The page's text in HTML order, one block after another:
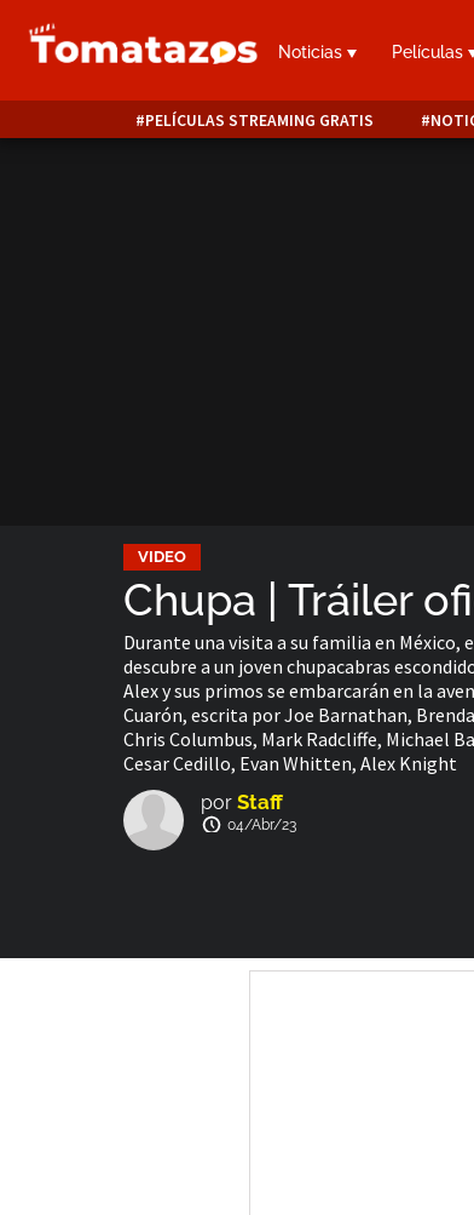
Noticias Películas
PELÍCULAS STREAMING GRATIS
VIDEO
Chupa | Tráiler
Durante una visita a su familia en México,
descubre a un joven chupacabras
Alex y sus primos se embarcarán en la
Cuarón, escrita por Joe Barnathan,
Chris Columbus, Mark Radcliffe, Michael
Cesar Cedillo, Evan Whitten, Alex Knight
por Staff
04/Abr/23